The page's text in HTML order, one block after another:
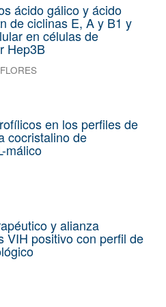
ácido gálico y ácido
de ciclinas E, A y B1 y
en células de
Hep3B
en los perfiles de
cocristalino de
málico
y alianza
VIH positivo con perfil de